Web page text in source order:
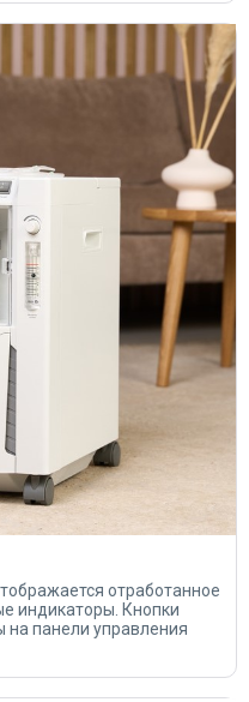
отработанное
индикаторы. Кнопки
на панели управления